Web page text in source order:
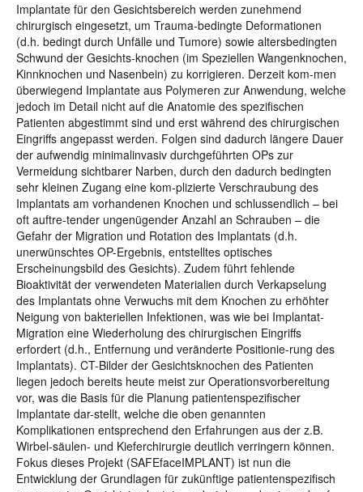
Implantate für den Gesichtsbereich werden zunehmend
chirurgisch eingesetzt, um Trauma-bedingte Deformationen
(d.h. bedingt durch Unfälle und Tumore) sowie altersbedingten
Schwund der Gesichts-knochen (im Speziellen Wangenknochen,
Kinnknochen und Nasenbein) zu korrigieren. Derzeit kom-men
überwiegend Implantate aus Polymeren zur Anwendung, welche
jedoch im Detail nicht auf die Anatomie des spezifischen
Patienten abgestimmt sind und erst während des chirurgischen
Eingriffs angepasst werden. Folgen sind dadurch längere Dauer
der aufwendig minimalinvasiv durchgeführten OPs zur
Vermeidung sichtbarer Narben, durch den dadurch bedingten
sehr kleinen Zugang eine kom-plizierte Verschraubung des
Implantats am vorhandenen Knochen und schlussendlich – bei
oft auftre-tender ungenügender Anzahl an Schrauben – die
Gefahr der Migration und Rotation des Implantats (d.h.
unerwünschtes OP-Ergebnis, entstelltes optisches
Erscheinungsbild des Gesichts). Zudem führt fehlende
Bioaktivität der verwendeten Materialien durch Verkapselung
des Implantats ohne Verwuchs mit dem Knochen zu erhöhter
Neigung von bakteriellen Infektionen, was wie bei Implantat-
Migration eine Wiederholung des chirurgischen Eingriffs
erfordert (d.h., Entfernung und veränderte Positionie-rung des
Implantats). CT-Bilder der Gesichtsknochen des Patienten
liegen jedoch bereits heute meist zur Operationsvorbereitung
vor, was die Basis für die Planung patientenspezifischer
Implantate dar-stellt, welche die oben genannten
Komplikationen entsprechend den Erfahrungen aus der z.B.
Wirbel-säulen- und Kieferchirurgie deutlich verringern können.
Fokus dieses Projekt (SAFEfaceIMPLANT) ist nun die
Entwicklung der Grundlagen für zukünftige patientenspezifisch